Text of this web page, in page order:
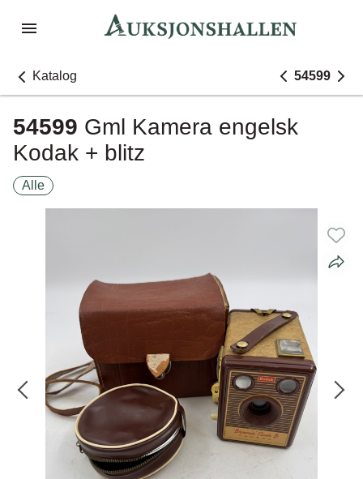
Katalog 54599
54599 Gml Kamera engelsk
Kodak + blitz
Alle